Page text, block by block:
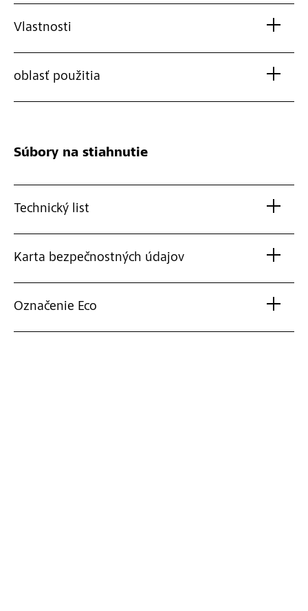
Vlastnosti
oblasť použitia
Súbory na stiahnutie
Technický list
Karta bezpečnostných údajov
Označenie Eco